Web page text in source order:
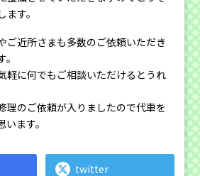
す。
ご近所さまも多数のご依頼いただき
軽に何でもご相談いただけるとうれ
理のご依頼が入りましたので代車を
ます。
twitter